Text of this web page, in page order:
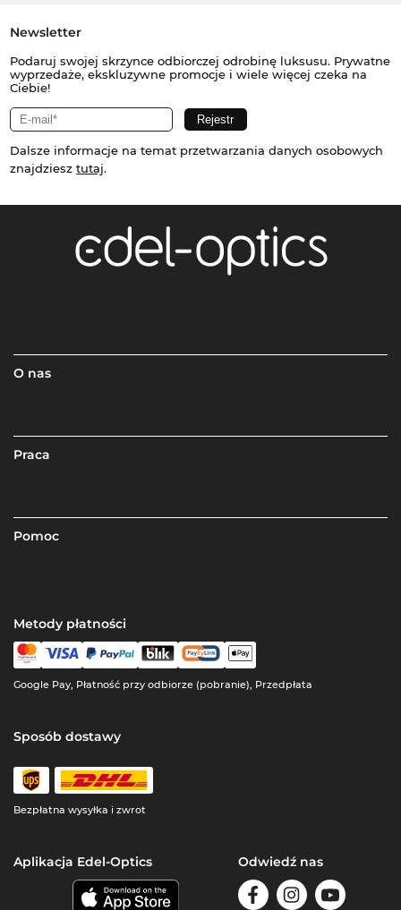
Newsletter
Podaruj swojej skrzynce odbiorczej odrobinę luksusu. Prywatne
wyprzedaże, ekskluzywne promocje i wiele więcej czeka na
Ciebie!
Dalsze informacje na temat przetwarzania danych osobowych
znajdziesz tutaj.
O nas
Praca
Pomoc
Metody płatności
Google Pay, Płatność przy odbiorze (pobranie), Przedpłata
Sposób dostawy
Bezpłatna wysyłka i zwrot
Aplikacja Edel-Optics Odwiedź nas